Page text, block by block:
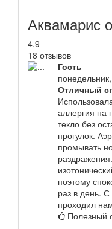
Аквамарис
4.9
18 отзывов
Гость
Отличный
аллергия на
текло без
прогулок.
промывать
поэтому
раз в день.
проходил
Полезный